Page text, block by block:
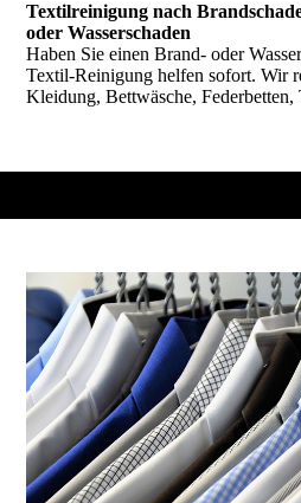
Textilreinigung nach
oder Wasserschaden
Haben Sie einen Brand- oder
Textil-Reinigung helfen sofort. Wir
Kleidung, Bettwäsche, Federbetten,